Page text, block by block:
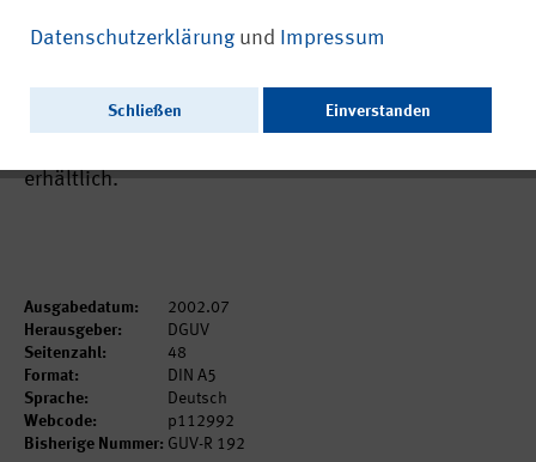
DGUV Regel 112-992
Gesichtsschutz
erhältlich.
Ausgabedatum:
2002.07
Herausgeber:
DGUV
Seitenzahl:
48
Format:
DIN A5
Sprache:
Deutsch
Webcode:
p112992
Bisherige Nummer: GUV-R 192
Datenschutzerklärung und Impressum
Schließen Einverstanden